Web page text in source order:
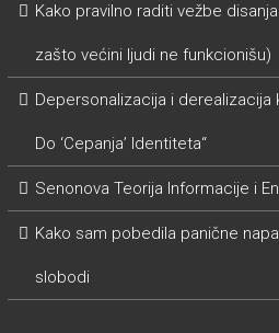
Kako pravilno raditi vežbe
zašto većini ljudi ne funkcionišu)
Depersonalizacija i derealizacija
Do ‘Cepanja’ Identiteta“
Senonova Teorija Informacije i
Kako sam pobedila panične
slobodi